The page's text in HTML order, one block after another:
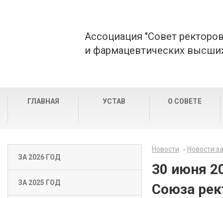
Ассоциация "Совет
и фармацевтических
ГЛАВНАЯ УСТАВ О СОВЕТЕ
ЗА 2026 ГОД
ЗА 2025 ГОД
Новости Новости
30 июня
Союза